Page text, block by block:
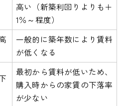
高い（新築利回りよりも＋
1％～程度）
一般的に築年数により賃料
が低くなる
最初から賃料が低いため、
購入時からの家賃の下落率
が少ない